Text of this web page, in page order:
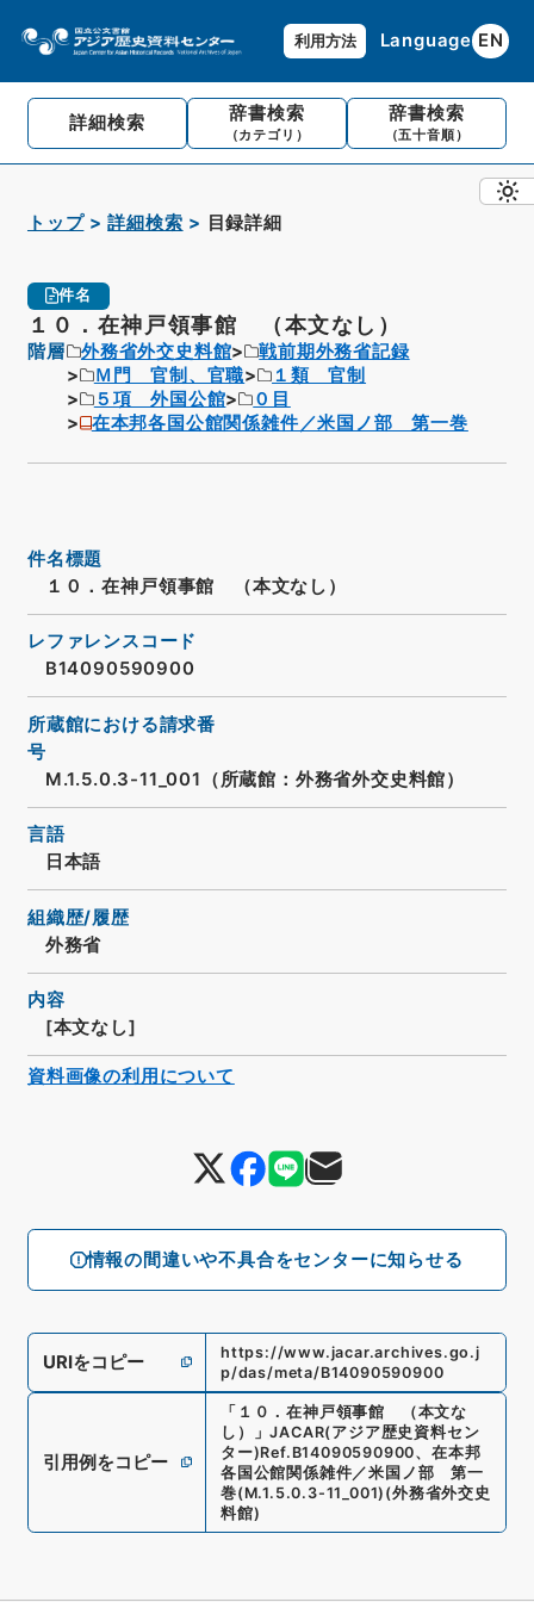
利用方法 Language EN
詳細検索 辞書検索
（カテゴリ）
辞書検索
（五十音順）
トップ 詳細検索 目録詳細
件名
１０．在神戸領事館 （本文なし）
階層 外務省外交史料館
戦前期外務省記録
Ｍ門 官制、官職
１類 官制
５項 外国公館
０目
在本邦各国公館関係雑件／米国ノ部 第一巻
情報の間違いや不具合をセンターに知らせる
件名標題
１０．在神戸領事館 （本文なし）
レファレンスコード
B14090590900
所蔵館における請求番
号
M.1.5.0.3-11_001（所蔵館：外務省外交史料館）
言語
日本語
組織歴/履歴
外務省
内容
[本文なし]
URIをコピー
https://www.jacar.archives.go.j
p/das/meta/B14090590900
引用例をコピー
「 １０．在神戸領事館 （本文な
し）
」JACAR(アジア歴史資料セン
ター)Ref. B14090590900、在本邦
各国公館関係雑件／米国ノ部 第一
巻(M.1.5.0.3-11_001) (外務省外交史
料館)
資料画像の利用について